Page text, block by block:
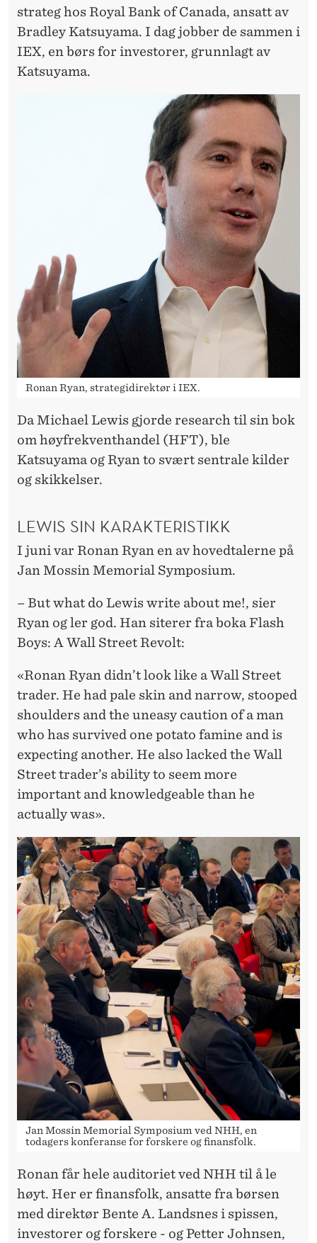
strateg hos Royal Bank of Canada, ansatt av
Bradley Katsuyama. I dag jobber de sammen i
IEX, en børs for investorer, grunnlagt av
Katsuyama.
Ronan Ryan, strategidirektør i IEX.
Da Michael Lewis gjorde research til sin bok
om høyfrekventhandel (HFT), ble
Katsuyama og Ryan to svært sentrale kilder
og skikkelser.
LEWIS SIN KARAKTERISTIKK
I juni var Ronan Ryan en av hovedtalerne på
Jan Mossin Memorial Symposium.
– But what do Lewis write about me!, sier
Ryan og ler god. Han siterer fra boka Flash
Boys: A Wall Street Revolt:
«Ronan Ryan didn’t look like a Wall Street
trader. He had pale skin and narrow, stooped
shoulders and the uneasy caution of a man
who has survived one potato famine and is
expecting another. He also lacked the Wall
Street trader’s ability to seem more
important and knowledgeable than he
actually was».
Jan Mossin Memorial Symposium ved NHH, en
todagers konferanse for forskere og finansfolk.
Ronan får hele auditoriet ved NHH til å le
høyt. Her er finansfolk, ansatte fra børsen
med direktør Bente A. Landsnes i spissen,
investorer og forskere - og Petter Johnsen,